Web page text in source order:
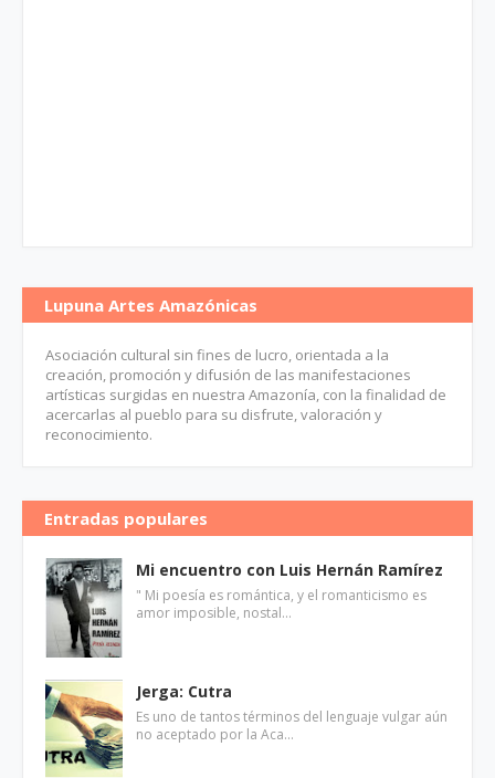
Lupuna Artes Amazónicas
Asociación cultural sin fines de lucro, orientada a la
creación, promoción y difusión de las manifestaciones
artísticas surgidas en nuestra Amazonía, con la finalidad de
acercarlas al pueblo para su disfrute, valoración y
reconocimiento.
Entradas populares
Mi encuentro con Luis Hernán Ramírez
" Mi poesía es romántica, y el romanticismo es
amor imposible, nostal…
Jerga: Cutra
Es uno de tantos términos del lenguaje vulgar aún
no aceptado por la Aca…